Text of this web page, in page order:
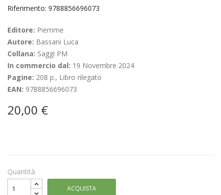
Riferimento: 9788856696073
Editore: Piemme
Autore: Bassani Luca
Collana: Saggi PM
In commercio dal: 19 Novembre 2024
Pagine: 208 p., Libro rilegato
EAN: 9788856696073
20,00 €
Quantità
ACQUISTA